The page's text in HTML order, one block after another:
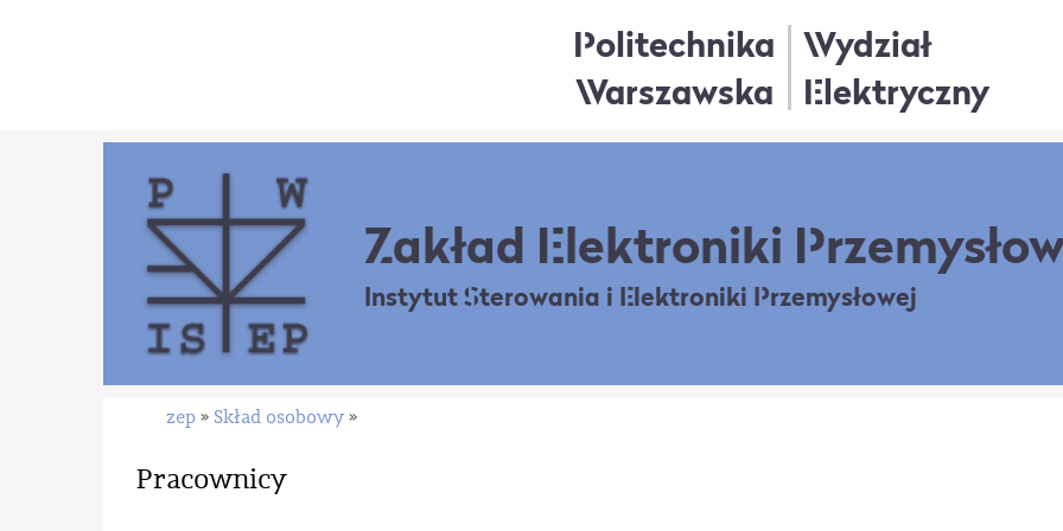
Politechnika
Warszawska
Wydział
Elektryczny
Zakład Elektroniki
Instytut Sterowania i Elektroniki Przemysłowej
zep » Skład osobowy »
Pracownicy